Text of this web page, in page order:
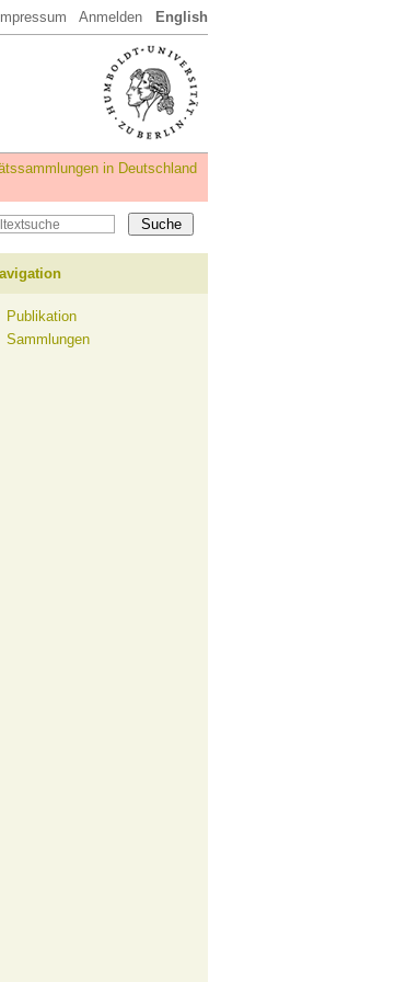
Impressum Anmelden English
in Deutschland
Publikation
Sammlungen